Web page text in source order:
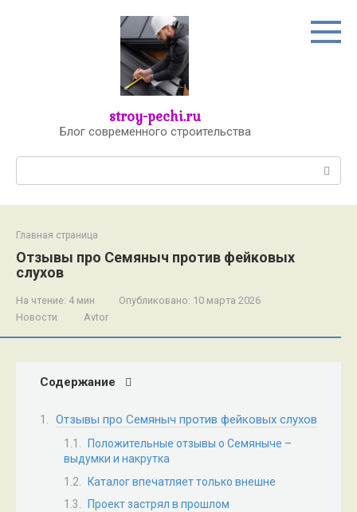
stroy-pechi.ru
Блог современного строительства
Главная страница
Отзывы про Семяныч против фейковых
слухов
На чтение: 4 мин Опубликовано: 10 марта 2026
Новости
Avtor
Содержание
Отзывы про Семяныч против фейковых слухов
Положительные отзывы о Семяныче –
выдумки и накрутка
Каталог впечатляет только внешне
Проект застрял в прошлом